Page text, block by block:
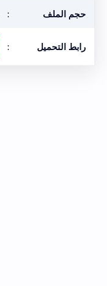
حجم الملف :
رابط التحميل :